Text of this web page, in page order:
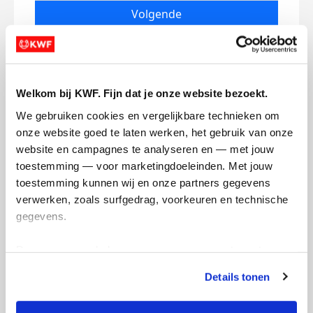
Welkom bij KWF. Fijn dat je onze website bezoekt.
We gebruiken cookies en vergelijkbare technieken om
onze website goed te laten werken, het gebruik van onze
website en campagnes te analyseren en — met jouw
toestemming — voor marketingdoeleinden. Met jouw
toestemming kunnen wij en onze partners gegevens
verwerken, zoals surfgedrag, voorkeuren en technische
gegevens.
tonen. Je kunt je toestemming op elk moment wijzigen of
intrekken via Cookie instellingen onderaan de pagina. De
Details tonen
Volgende
Creditcard
Referentie